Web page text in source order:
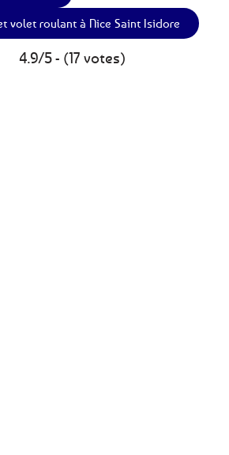
volet roulant à Nice Saint Isidore
4.9/5 - (17 votes)